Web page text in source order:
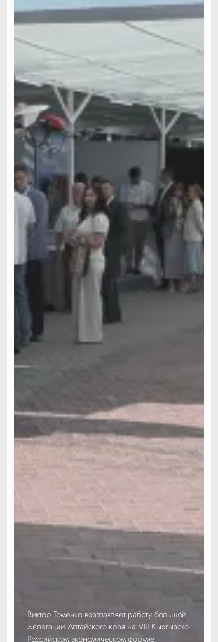
Виктор Томенко возглавляет работу большой
делегации Алтайского края на VIII Кыргызско-
Российском экономическом форуме